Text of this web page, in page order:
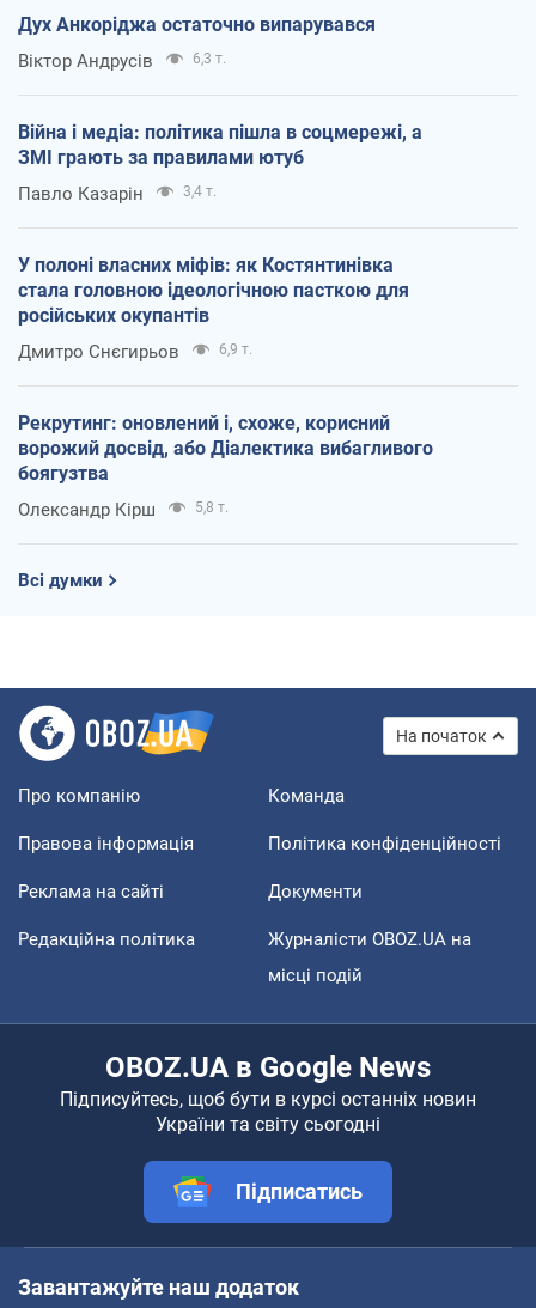
Дух Анкоріджа остаточно випарувався
Віктор Андрусів 6,3 т.
Війна і медіа: політика пішла в соцмережі, а
ЗМІ грають за правилами ютуб
Павло Казарін 3,4 т.
У полоні власних міфів: як Костянтинівка
стала головною ідеологічною пасткою для
російських окупантів
Дмитро Снєгирьов 6,9 т.
Рекрутинг: оновлений і, схоже, корисний
ворожий досвід, або Діалектика вибагливого
боягузтва
Олександр Кірш 5,8 т.
Всі думки
На початок
Про компанію Команда
Правова інформація Політика конфіденційності
Реклама на сайті Документи
Редакційна політика
Журналісти OBOZ.UA на
місці подій
OBOZ.UA в Google News
Підписуйтесь, щоб бути в курсі останніх новин
України та світу сьогодні
Підписатись
Завантажуйте наш додаток